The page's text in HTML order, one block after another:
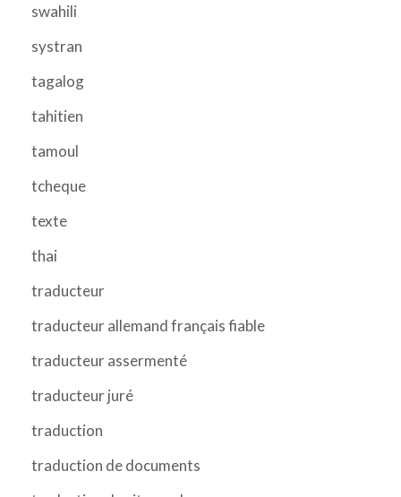
swahili
systran
tagalog
tahitien
tamoul
tcheque
texte
thai
traducteur
traducteur allemand français fiable
traducteur assermenté
traducteur juré
traduction
traduction de documents